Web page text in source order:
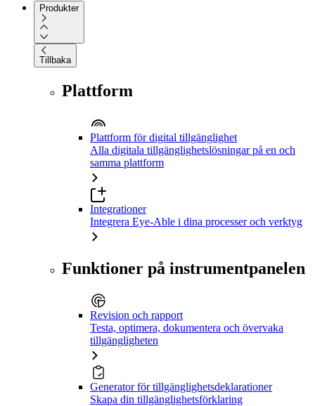
Produkter
Tillbaka
Plattform
Plattform för digital tillgänglighet
Alla digitala tillgänglighetslösningar på en och
samma plattform
Integrationer
Integrera Eye-Able i dina processer och verktyg
Funktioner på instrumentpanelen
Revision och rapport
Testa, optimera, dokumentera och övervaka
tillgängligheten
Generator för tillgänglighetsdeklarationer
Skapa din tillgänglighetsförklaring